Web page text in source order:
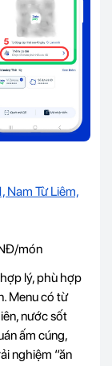
Nam Từ Liêm,
món
lý, phù hợp
Menu có từ
nước sốt
ấm cúng,
nghiệm “ăn